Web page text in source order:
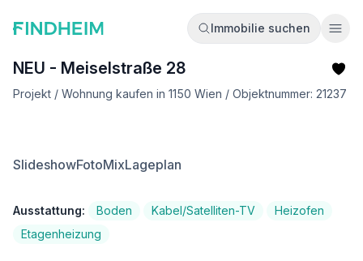
Immobilie suchen
NEU - Meiselstraße 28
Projekt / Wohnung kaufen in 1150 Wien / Objektnummer: 21237
SlideshowFotoMixLageplan
Ausstattung: Boden Kabel/Satelliten-TV
Heizofen
Etagenheizung